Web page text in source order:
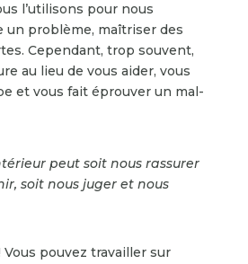
l’utilisons pour nous
un problème, maîtriser des
Cependant, trop souvent,
au lieu de vous aider, vous
et vous fait éprouver un mal-
peut soit nous rassurer
soit nous juger et nous
Vous pouvez travailler sur